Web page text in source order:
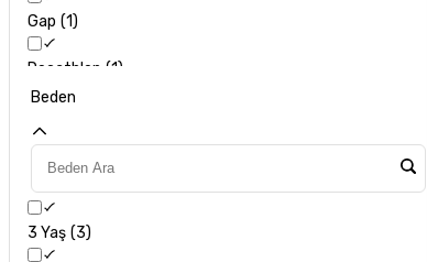
Gap 1
Decathlon 1
Beden
3 Yaş 3